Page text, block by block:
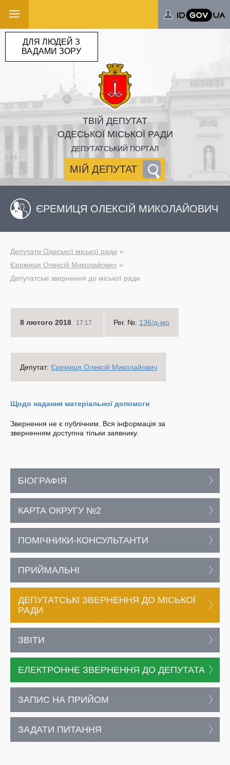
ТВІЙ ДЕПУТАТ
ОДЕСЬКОЇ МІСЬКОЇ РАДИ
ДЕПУТАТСЬКИЙ ПОРТАЛ
МІЙ ДЕПУТАТ
ДЛЯ ЛЮДЕЙ З
ВАДАМИ ЗОРУ
ЄРЕМИЦЯ ОЛЕКСІЙ МИКОЛАЙОВИЧ
Депутати Одеської міської ради
Єремиця Олексій Миколайович
Депутатські звернення до міської ради
8 лютого 2018 17:17 Рег. №: 136/д-мр
Депутат: Єремиця Олексій Миколайович
Щодо надання матеріальної допомоги
Звернення не є публічним. Вся інформація за
зверненням доступна тільки заявнику.
БІОГРАФІЯ
КАРТА ОКРУГУ №2
ПОМІЧНИКИ-КОНСУЛЬТАНТИ
ПРИЙМАЛЬНІ
ДЕПУТАТСЬКІ ЗВЕРНЕННЯ ДО МІСЬКОЇ
РАДИ
ЗВІТИ
ЕЛЕКТРОННЕ ЗВЕРНЕННЯ ДО ДЕПУТАТА
ЗАПИС НА ПРИЙОМ
ЗАДАТИ ПИТАННЯ